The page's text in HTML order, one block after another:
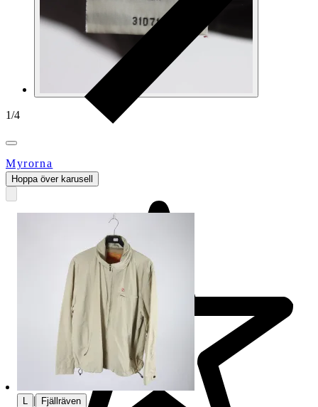
1/4
Myrorna
Hoppa över karusell
| Fjällräven